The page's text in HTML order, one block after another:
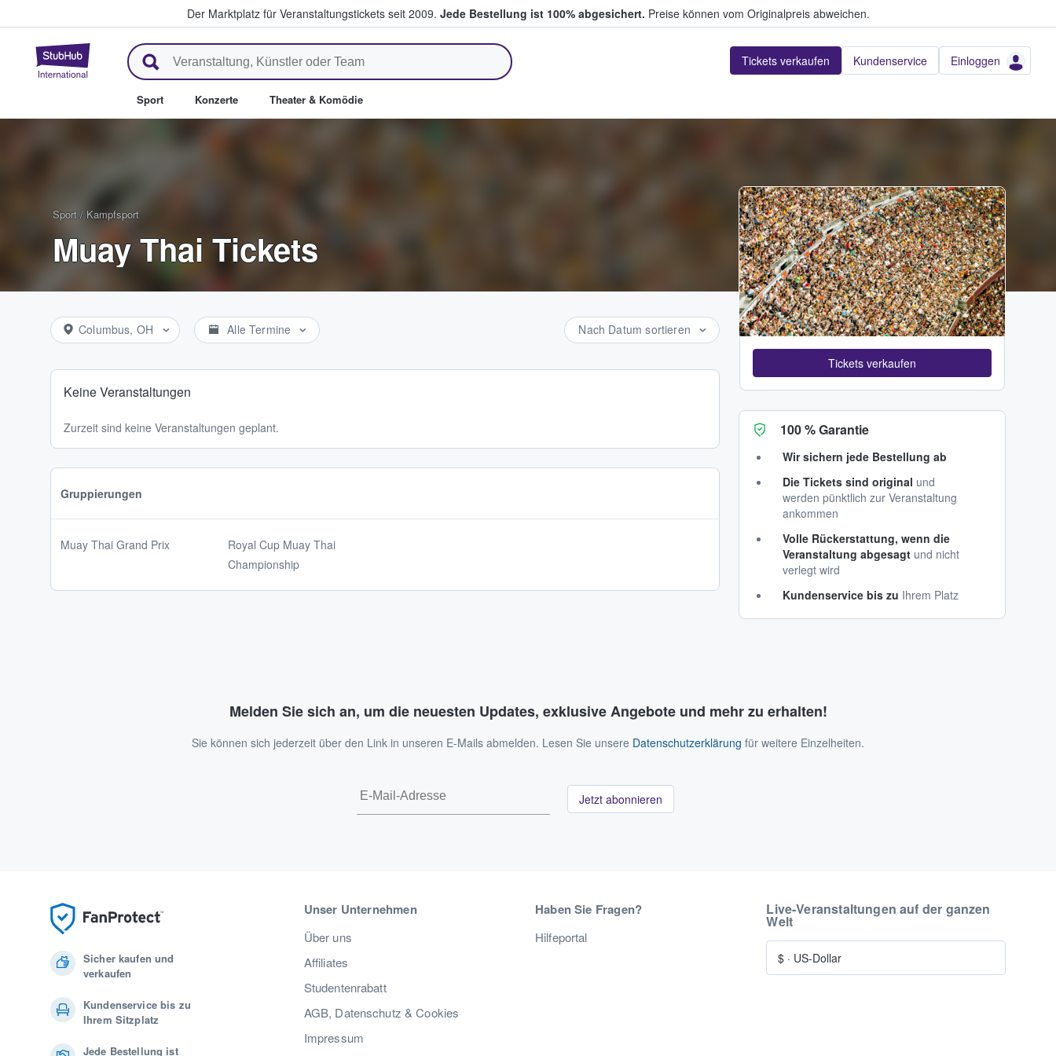
Der Marktplatz für Veranstaltungstickets seit 2009. Jede Bestellung ist 100% abgesichert. Preise können vom Originalpreis abweichen.
StubHub - Wo Fans Tickets kaufen & verkaufen Tickets verkaufen Kundenservice Einloggen
Sport Konzerte Theater & Komödie
Sport / Kampfsport
Muay Thai Tickets
Columbus, OH Alle Termine Nach Datum sortieren
Keine Veranstaltungen
Zurzeit sind keine Veranstaltungen geplant.
Gruppierungen
Muay Thai Grand Prix
Royal Cup Muay Thai
Championship
Adobe Stock
Tickets verkaufen
100 % Garantie
Wir sichern jede Bestellung ab
Die Tickets sind original und
werden pünktlich zur Veranstaltung
ankommen
Volle Rückerstattung, wenn die
Veranstaltung abgesagt und nicht
verlegt wird
Kundenservice bis zu Ihrem Platz
Melden Sie sich an, um die neuesten Updates, exklusive Angebote und mehr zu erhalten!
Sie können sich jederzeit über den Link in unseren E-Mails abmelden. Lesen Sie unsere Datenschutzerklärung für weitere Einzelheiten.
Jetzt abonnieren
Sicher kaufen und
verkaufen
Kundenservice bis zu
Ihrem Sitzplatz
Jede Bestellung ist
Unser Unternehmen
Über uns
Affiliates
Studentenrabatt
AGB, Datenschutz & Cookies
Impressum
Haben Sie Fragen?
Hilfeportal
Live-Veranstaltungen auf der ganzen
Welt
$ · US-Dollar